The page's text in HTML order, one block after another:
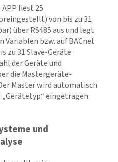
APP liest 25
von bis zu 31
über RS485 aus und legt
Variablen bzw. auf BACnet
zu 31 Slave-Geräte
der Geräte und
die Mastergeräte-
Master wird automatisch
eingetragen.
und